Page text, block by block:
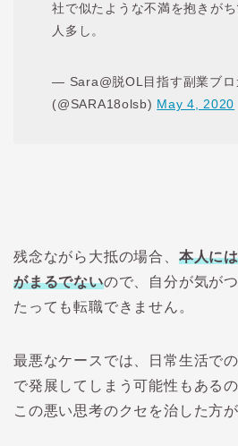
社で似たような不満を抱きが
人多し。
— Sara@脱OL目指す副業ブロ
(@SARA18olsb) May 4, 2020
残念ながら大抵の場合、 本人に
がまるでないので、自分が気が
たっても転職できません。
最悪なケースでは、日常生活で
で発展してしまう可能性もある
この悪い思考のクセを治した方